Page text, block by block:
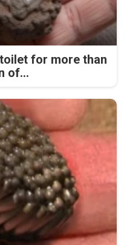
for more than
of...